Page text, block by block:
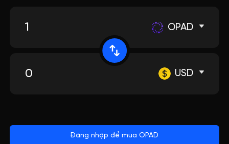
OPAD
USD
Đăng nhập để mua OPAD